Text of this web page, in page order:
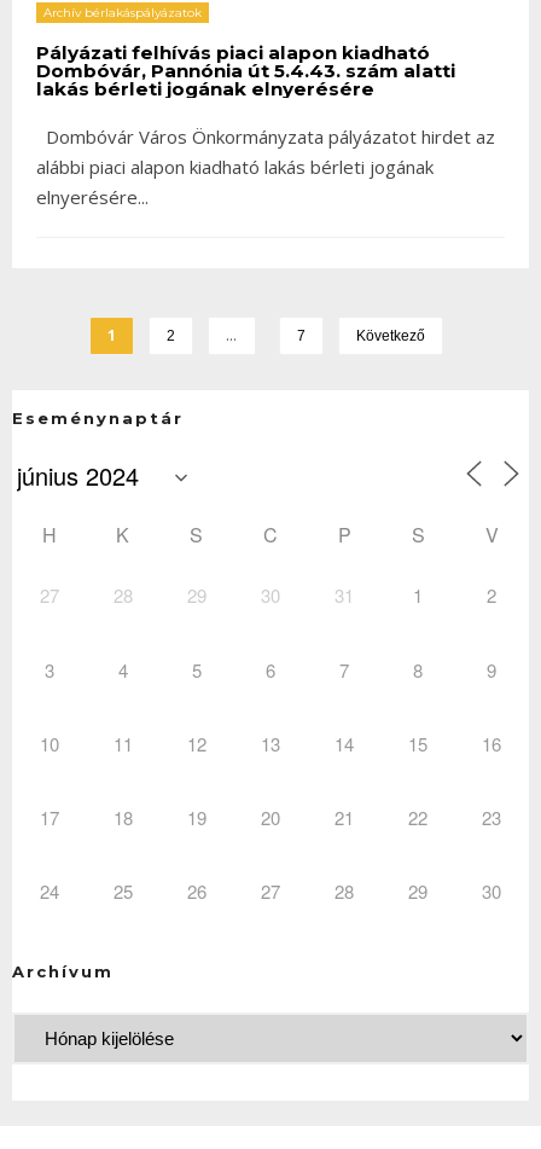
Archív bérlakáspályázatok
Pályázati felhívás piaci alapon kiadható
Dombóvár, Pannónia út 5.4.43. szám alatti
lakás bérleti jogának elnyerésére
Dombóvár Város Önkormányzata pályázatot hirdet az
alábbi piaci alapon kiadható lakás bérleti jogának
elnyerésére...
1 2 … 7 Következő
Eseménynaptár
H K S C P S V
27 28 29 30 31 1 2
3 4 5 6 7 8 9
10 11 12 13 14 15 16
17 18 19 20 21 22 23
24 25 26 27 28 29 30
Archívum